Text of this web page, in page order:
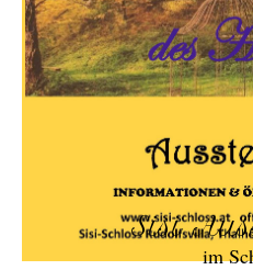
Sisi
im